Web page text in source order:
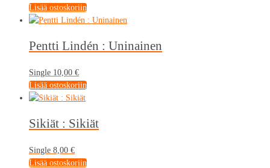
Lisää ostoskoriin
Pentti Lindén : Uninainen
Single 10,00 €
Lisää ostoskoriin
Sikiät : Sikiät
Single 8,00 €
Lisää ostoskoriin